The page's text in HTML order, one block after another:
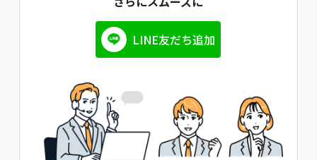
LINE友だち追加